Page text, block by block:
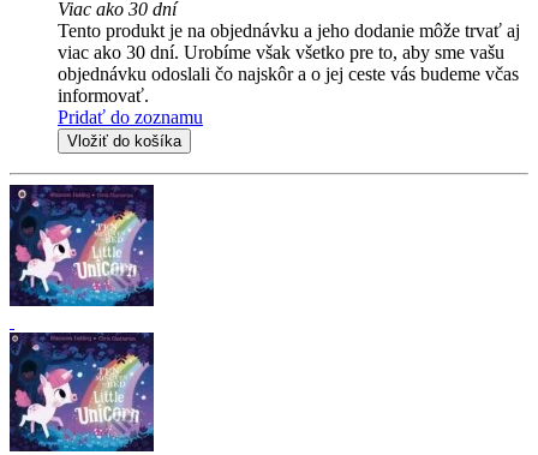
Viac ako 30 dní
Tento produkt je na objednávku a jeho dodanie môže trvať aj
viac ako 30 dní. Urobíme však všetko pre to, aby sme vašu
objednávku odoslali čo najskôr a o jej ceste vás budeme včas
informovať.
Pridať do zoznamu
Vložiť do košíka